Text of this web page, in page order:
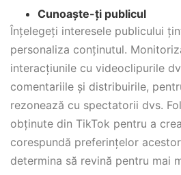
Cunoaște-ți publicul
Înțelegeți interesele publicului
personaliza conținutul.
interacțiunile cu videoclipurile
comentariile și distribuirile,
rezonează cu spectatorii dvs.
obținute din TikTok pentru a
corespundă preferințelor
determina să revină pentru mai